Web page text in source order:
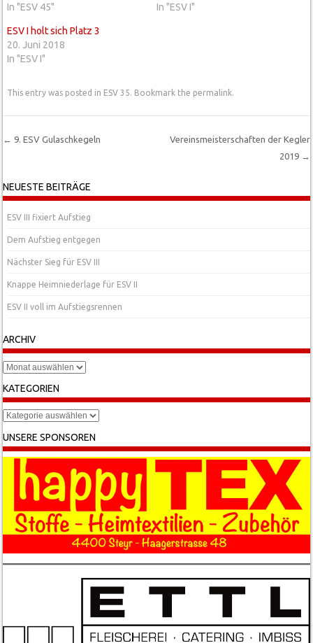
In "ESV 45"
In "ESV I"
ESV I holt sich Platz 3
20. Juni 2018
In "ESV I"
This entry was posted in ESV 35. Bookmark the permalink.
← 9. ESV Gulaschkegeln
Vereinsmeisterschaften der Kegler
2019 →
NEUESTE BEITRÄGE
ESV III fixiert Aufstieg
Dem Aufstieg entgegen
Nächster Sieg für ESV III
Knappe Heimniederlage für ESV II
ESV II voll im Aufstiegsrennen
ARCHIV
Archiv
KATEGORIEN
Kategorien
UNSERE SPONSOREN